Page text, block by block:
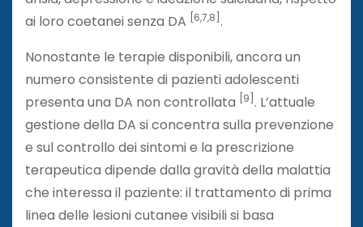
ai loro coetanei senza DA
[6,7,8] .
Nonostante le terapie disponibili, ancora un
numero consistente di pazienti adolescenti
presenta una DA non controllata
[9] . L’attuale
gestione della DA si concentra sulla prevenzione
e sul controllo dei sintomi e la prescrizione
terapeutica dipende dalla gravità della malattia
che interessa il paziente: il trattamento di prima
linea delle lesioni cutanee visibili si basa